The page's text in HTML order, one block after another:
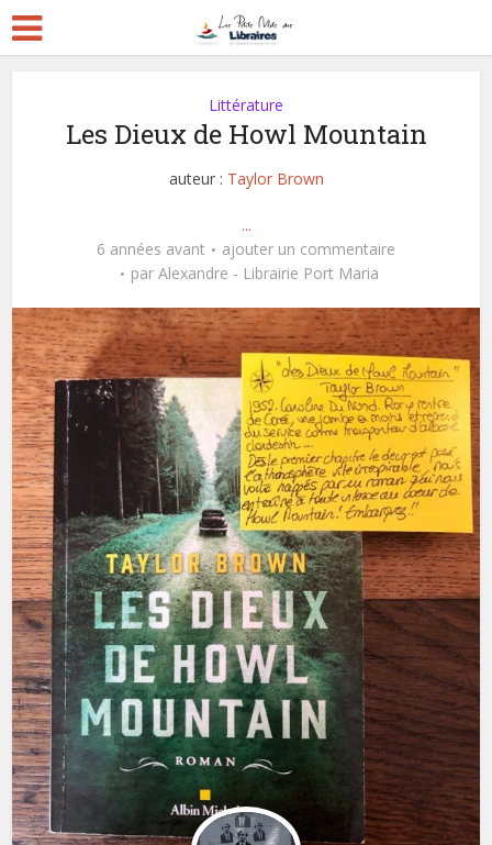
Littérature
Les Dieux de Howl Mountain
auteur : Taylor Brown
...
6 années avant
ajouter un commentaire
par Alexandre - Librairie Port Maria